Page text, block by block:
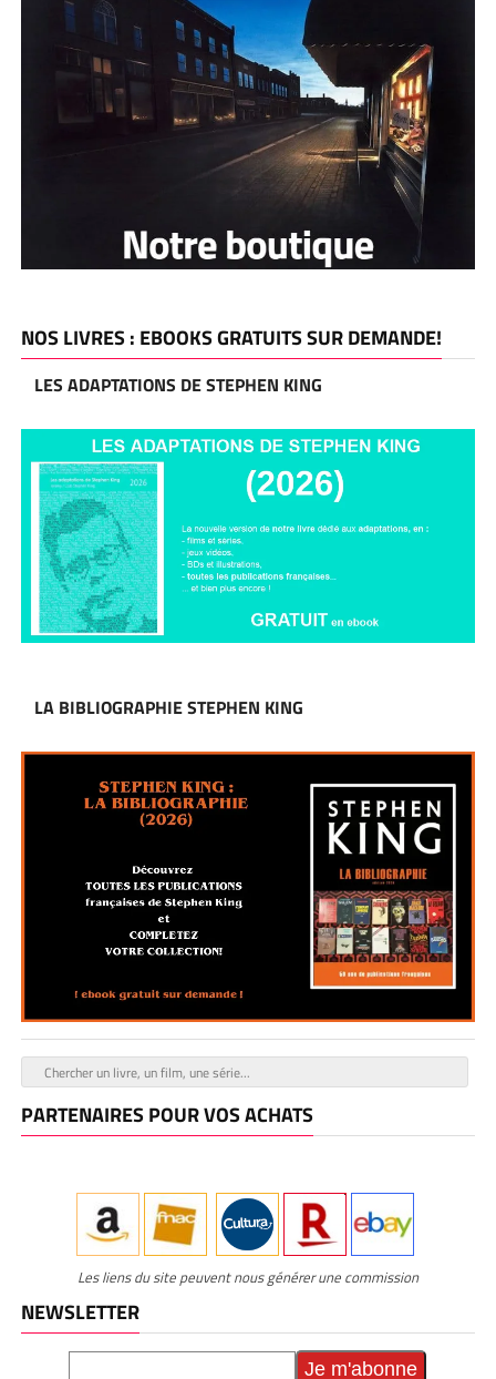
NOS LIVRES : EBOOKS GRATUITS SUR DEMANDE!
LES ADAPTATIONS DE STEPHEN KING
LA BIBLIOGRAPHIE STEPHEN KING
PARTENAIRES POUR VOS ACHATS
Les liens du site peuvent nous générer une commission
NEWSLETTER